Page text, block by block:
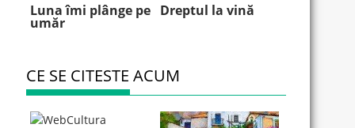
Luna îmi plânge pe
umăr
Dreptul la vină
CE SE CITESTE ACUM